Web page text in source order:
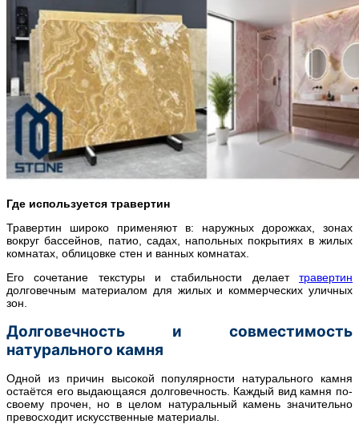
Где используется травертин
Травертин широко применяют в: наружных дорожках, зонах
вокруг бассейнов, патио, садах, напольных покрытиях в жилых
комнатах, облицовке стен и ванных комнатах.
Его сочетание текстуры и стабильности делает травертин
долговечным материалом для жилых и коммерческих уличных
зон.
Долговечность и совместимость
натурального камня
Одной из причин высокой популярности натурального камня
остаётся его выдающаяся долговечность. Каждый вид камня по-
своему прочен, но в целом натуральный камень значительно
превосходит искусственные материалы.